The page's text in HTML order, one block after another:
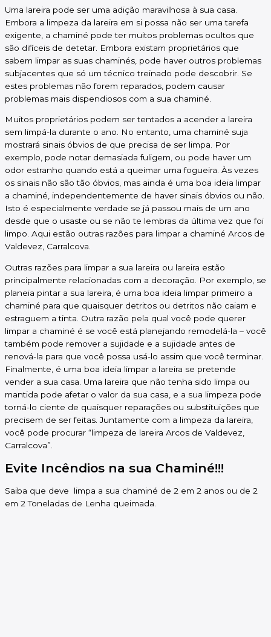
Uma lareira pode ser uma adição maravilhosa à sua casa.
Embora a limpeza da lareira em si possa não ser uma tarefa
exigente, a chaminé pode ter muitos problemas ocultos que
são difíceis de detetar. Embora existam proprietários que
sabem limpar as suas chaminés, pode haver outros problemas
subjacentes que só um técnico treinado pode descobrir. Se
estes problemas não forem reparados, podem causar
problemas mais dispendiosos com a sua chaminé.
Muitos proprietários podem ser tentados a acender a lareira
sem limpá-la durante o ano. No entanto, uma chaminé suja
mostrará sinais óbvios de que precisa de ser limpa. Por
exemplo, pode notar demasiada fuligem, ou pode haver um
odor estranho quando está a queimar uma fogueira. Às vezes
os sinais não são tão óbvios, mas ainda é uma boa ideia limpar
a chaminé, independentemente de haver sinais óbvios ou não.
Isto é especialmente verdade se já passou mais de um ano
desde que o usaste ou se não te lembras da última vez que foi
limpo. Aqui estão outras razões para limpar a chaminé Arcos de
Valdevez, Carralcova.
Outras razões para limpar a sua lareira ou lareira estão
principalmente relacionadas com a decoração. Por exemplo, se
planeia pintar a sua lareira, é uma boa ideia limpar primeiro a
chaminé para que quaisquer detritos ou detritos não caiam e
estraguem a tinta. Outra razão pela qual você pode querer
limpar a chaminé é se você está planejando remodelá-la – você
também pode remover a sujidade e a sujidade antes de
renová-la para que você possa usá-lo assim que você terminar.
Finalmente, é uma boa ideia limpar a lareira se pretende
vender a sua casa. Uma lareira que não tenha sido limpa ou
mantida pode afetar o valor da sua casa, e a sua limpeza pode
torná-lo ciente de quaisquer reparações ou substituições que
precisem de ser feitas. Juntamente com a limpeza da lareira,
você pode procurar “limpeza de lareira Arcos de Valdevez,
Carralcova”.
Evite Incêndios na sua Chaminé!!!
Saiba que deve limpa a sua chaminé de 2 em 2 anos ou de 2
em 2 Toneladas de Lenha queimada.